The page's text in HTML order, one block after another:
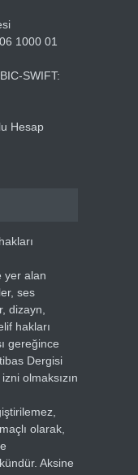
1000 01
SWIFT:
Hesap
yer alan
ses
dizayn,
hakları
gereğince
Dergisi
olmaksızın
olarak,
Aksine